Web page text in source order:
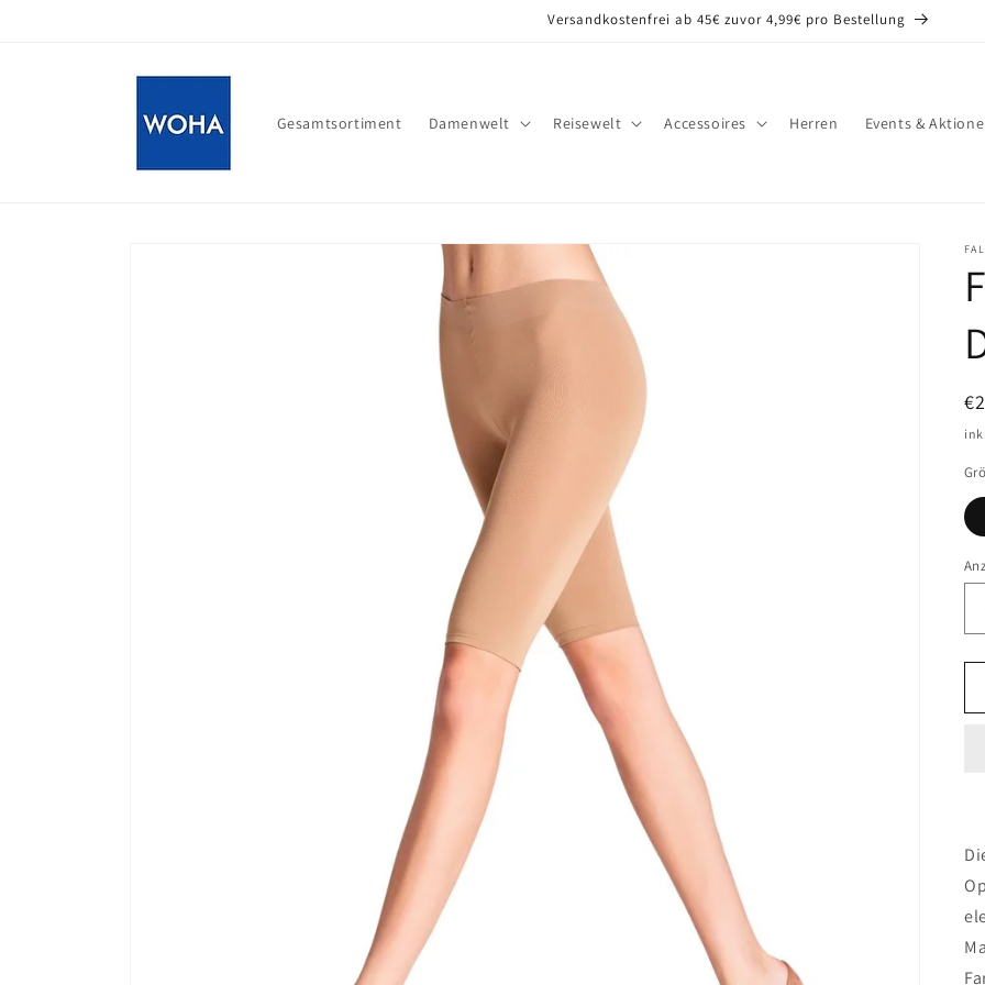
Versandkostenfrei ab 45€ zuvor 4,99€ pro Bestellung
Gesamtsortiment Damenwelt Reisewelt Accessoires Herren Events &